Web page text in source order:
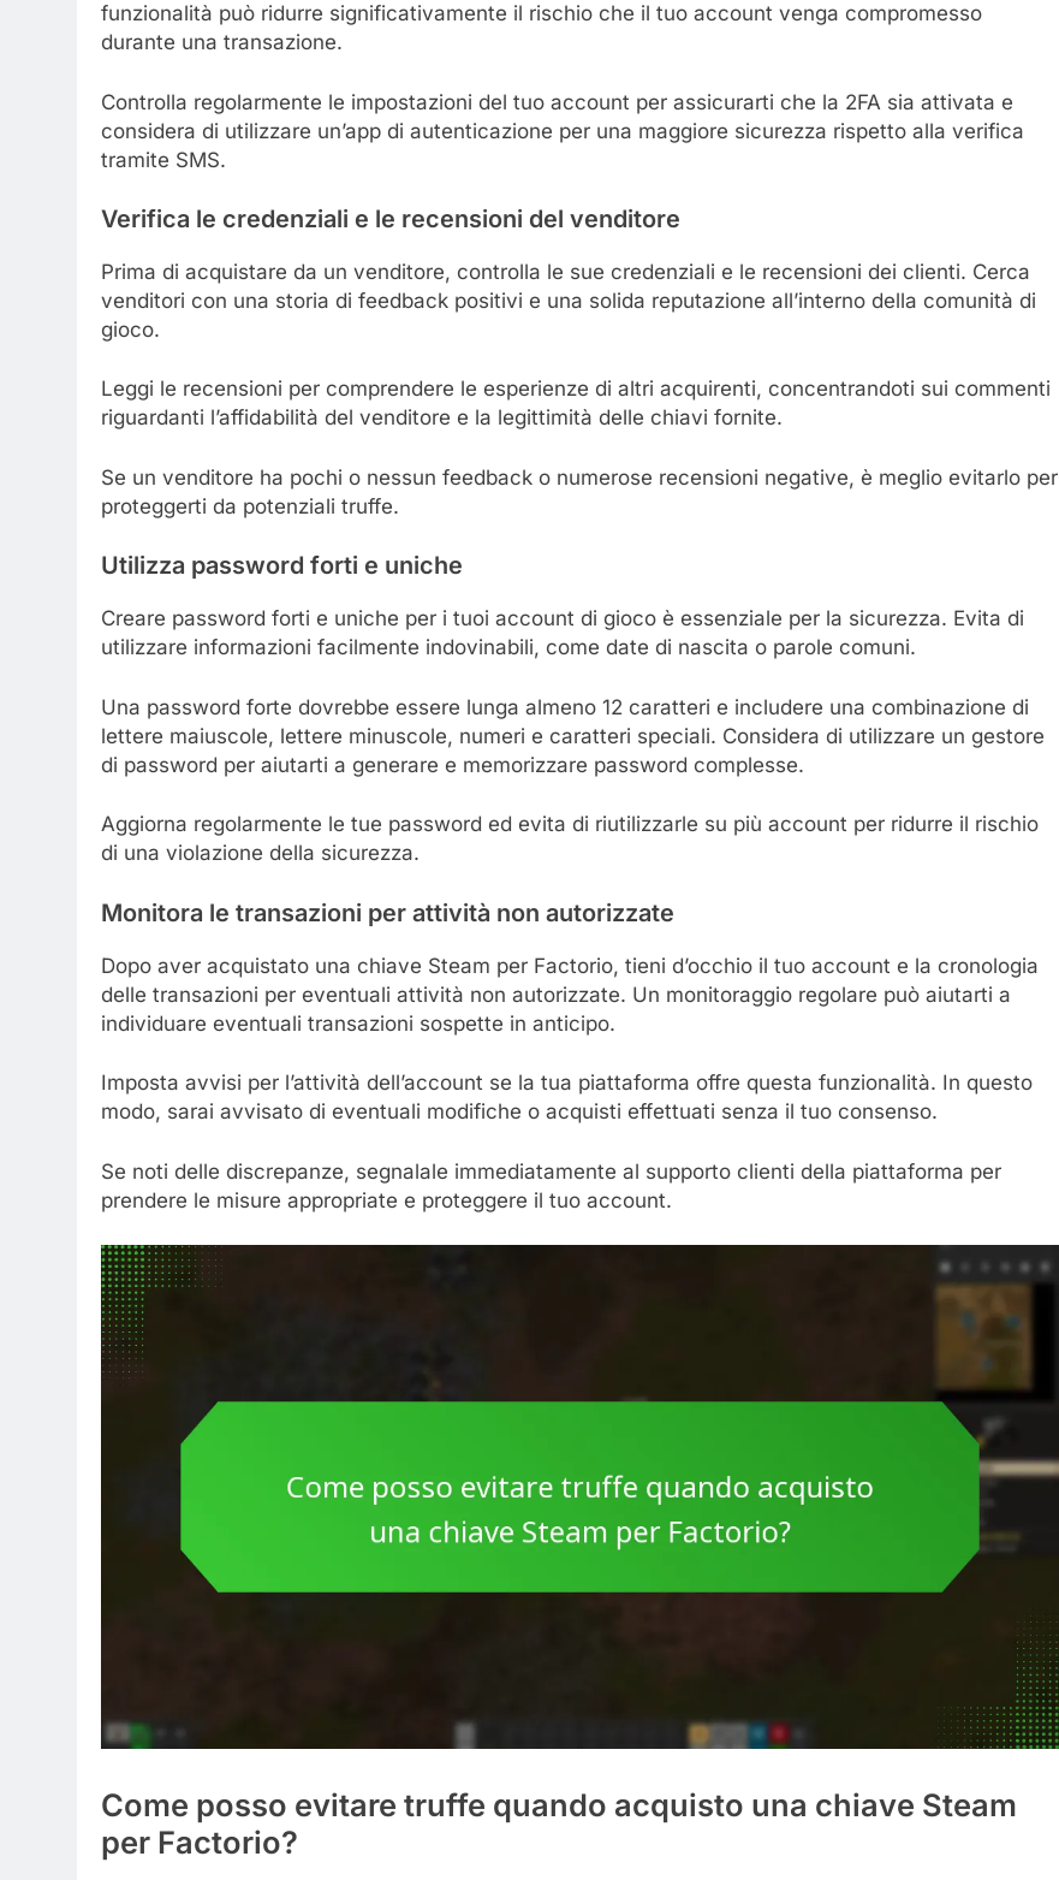
funzionalità può ridurre significativamente il rischio che il tuo account venga compromesso
durante una transazione.
Controlla regolarmente le impostazioni del tuo account per assicurarti che la 2FA sia attivata e
considera di utilizzare un’app di autenticazione per una maggiore sicurezza rispetto alla verifica
tramite SMS.
Verifica le credenziali e le recensioni del venditore
Prima di acquistare da un venditore, controlla le sue credenziali e le recensioni dei clienti. Cerca
venditori con una storia di feedback positivi e una solida reputazione all’interno della comunità di
gioco.
Leggi le recensioni per comprendere le esperienze di altri acquirenti, concentrandoti sui commenti
riguardanti l’affidabilità del venditore e la legittimità delle chiavi fornite.
Se un venditore ha pochi o nessun feedback o numerose recensioni negative, è meglio evitarlo per
proteggerti da potenziali truffe.
Utilizza password forti e uniche
Creare password forti e uniche per i tuoi account di gioco è essenziale per la sicurezza. Evita di
utilizzare informazioni facilmente indovinabili, come date di nascita o parole comuni.
Una password forte dovrebbe essere lunga almeno 12 caratteri e includere una combinazione di
lettere maiuscole, lettere minuscole, numeri e caratteri speciali. Considera di utilizzare un gestore
di password per aiutarti a generare e memorizzare password complesse.
Aggiorna regolarmente le tue password ed evita di riutilizzarle su più account per ridurre il rischio
di una violazione della sicurezza.
Monitora le transazioni per attività non autorizzate
Dopo aver acquistato una chiave Steam per Factorio, tieni d’occhio il tuo account e la cronologia
delle transazioni per eventuali attività non autorizzate. Un monitoraggio regolare può aiutarti a
individuare eventuali transazioni sospette in anticipo.
Imposta avvisi per l’attività dell’account se la tua piattaforma offre questa funzionalità. In questo
modo, sarai avvisato di eventuali modifiche o acquisti effettuati senza il tuo consenso.
Se noti delle discrepanze, segnalale immediatamente al supporto clienti della piattaforma per
prendere le misure appropriate e proteggere il tuo account.
Come posso evitare truffe quando acquisto una chiave Steam
per Factorio?